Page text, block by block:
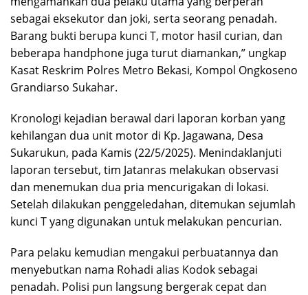
sebagai eksekutor dan joki, serta seorang penadah.
Barang bukti berupa kunci T, motor hasil curian, dan
beberapa handphone juga turut diamankan,” ungkap
Kasat Reskrim Polres Metro Bekasi, Kompol Ongkoseno
Grandiarso Sukahar.
Kronologi kejadian berawal dari laporan korban yang
kehilangan dua unit motor di Kp. Jagawana, Desa
Sukarukun, pada Kamis (22/5/2025). Menindaklanjuti
laporan tersebut, tim Jatanras melakukan observasi
dan menemukan dua pria mencurigakan di lokasi.
Setelah dilakukan penggeledahan, ditemukan sejumlah
kunci T yang digunakan untuk melakukan pencurian.
Para pelaku kemudian mengakui perbuatannya dan
menyebutkan nama Rohadi alias Kodok sebagai
penadah. Polisi pun langsung bergerak cepat dan